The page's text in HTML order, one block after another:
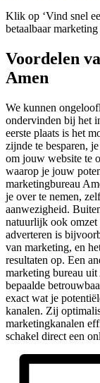
Klik op ‘Vind snel
betaalbaar
Voordelen
Amen
We kunnen
ondervinden bij het
eerste plaats is het
zijnde te besparen,
om jouw website te
waarop je jouw
marketingbureau
je over te nemen,
aanwezigheid.
natuurlijk ook
adverteren is
van marketing, en
resultaten op. Een
marketing bureau
bepaalde
exact wat je
kanalen. Zij
marketingkanalen
schakel direct een